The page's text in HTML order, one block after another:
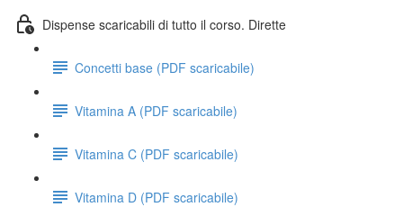
Dispense scaricabili di tutto il corso. Dirette
Concetti base (PDF scaricabile)
Vitamina A (PDF scaricabile)
Vitamina C (PDF scaricabile)
Vitamina D (PDF scaricabile)